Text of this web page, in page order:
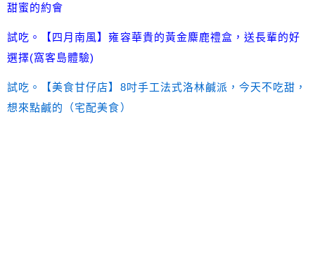
甜蜜的約會
試吃。【四月南風】雍容華貴的黃金麋鹿禮盒，送長輩的好
選擇(窩客島體驗)
試吃。【美食甘仔店】8吋手工法式洛林鹹派，今天不吃甜，
想來點鹹的（宅配美食）